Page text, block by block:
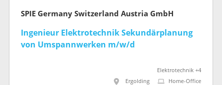
SPIE Germany Switzerland Austria GmbH
Ingenieur Elektrotechnik Sekundärplanung
von Umspannwerken m/w/d
Elektrotechnik +4
Ergolding
Home-Office